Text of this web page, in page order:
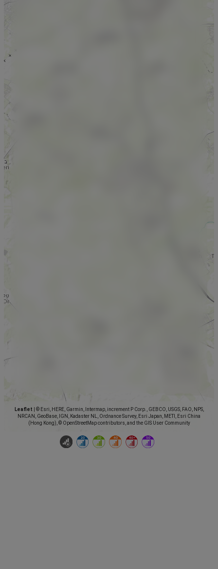
Leaflet
© Esri, HERE, Garmin, Intermap, increment P Corp., GEBCO, USGS, FAO, NPS,
NRCAN, GeoBase, IGN, Kadaster NL, Ordnance Survey, Esri Japan, METI, Esri China
(Hong Kong), © OpenStreetMap contributors, and the GIS User Community